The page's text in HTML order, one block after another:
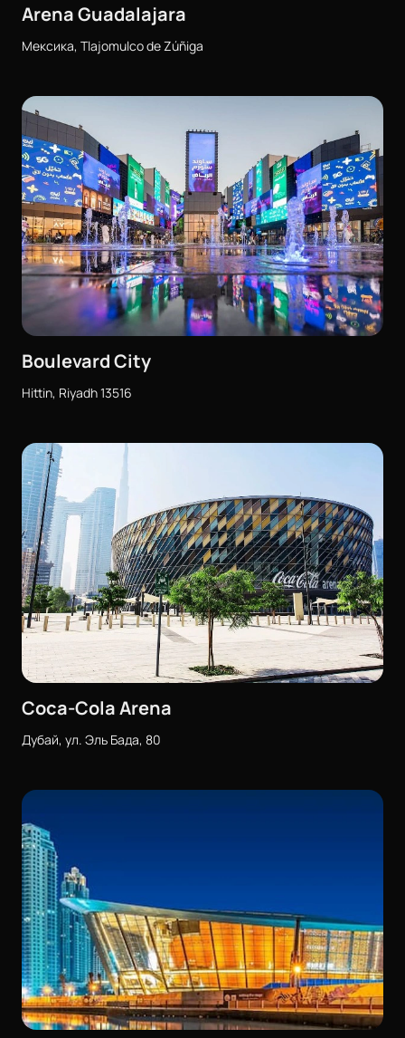
Arena Guadalajara
Мексика, Tlajomulco de Zúñiga
Boulevard City
Hittin, Riyadh 13516
Coca-Cola Arena
Дубай, ул. Эль Бада, 80